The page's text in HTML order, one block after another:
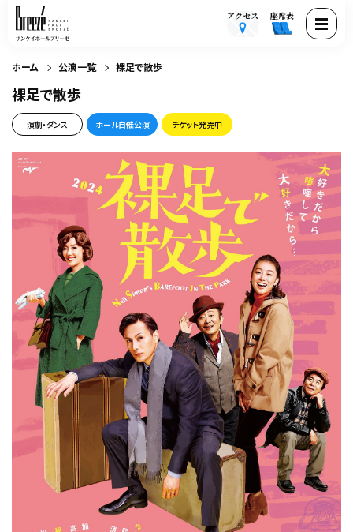
アクセス 座席表
ホーム 公演一覧 裸足で散歩
裸足で散歩
演劇・ダンス ホール自催公演 チケット発売中